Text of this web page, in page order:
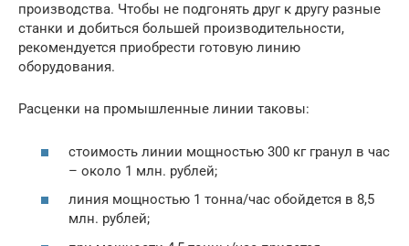
производства. Чтобы не подгонять друг к другу разные
станки и добиться большей производительности,
рекомендуется приобрести готовую линию
оборудования.
Расценки на промышленные линии таковы:
стоимость линии мощностью 300 кг гранул в час
– около 1 млн. рублей;
линия мощностью 1 тонна/час обойдется в 8,5
млн. рублей;